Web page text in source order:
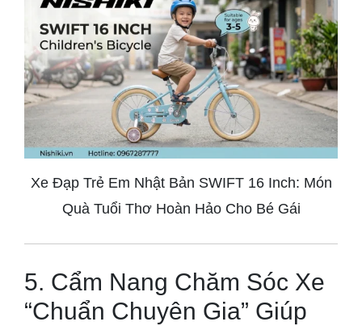
Xe Đạp Trẻ Em Nhật Bản SWIFT 16 Inch: Món
Quà Tuổi Thơ Hoàn Hảo Cho Bé Gái
5. Cẩm Nang Chăm Sóc Xe
“Chuẩn Chuyên Gia” Giúp